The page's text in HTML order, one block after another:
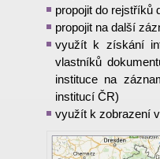
propojit do rejstříků
propojit na další
využít k získání
vlastníků
instituce na
institucí ČR)
využít k zobrazení